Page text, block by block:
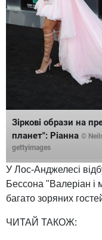
Зіркові образи на
планет": Ріанна ©
gettyimages
У Лос-Анджелесі
Бессона "Валеріан і
багато зоряних
ЧИТАЙ ТАКОЖ: